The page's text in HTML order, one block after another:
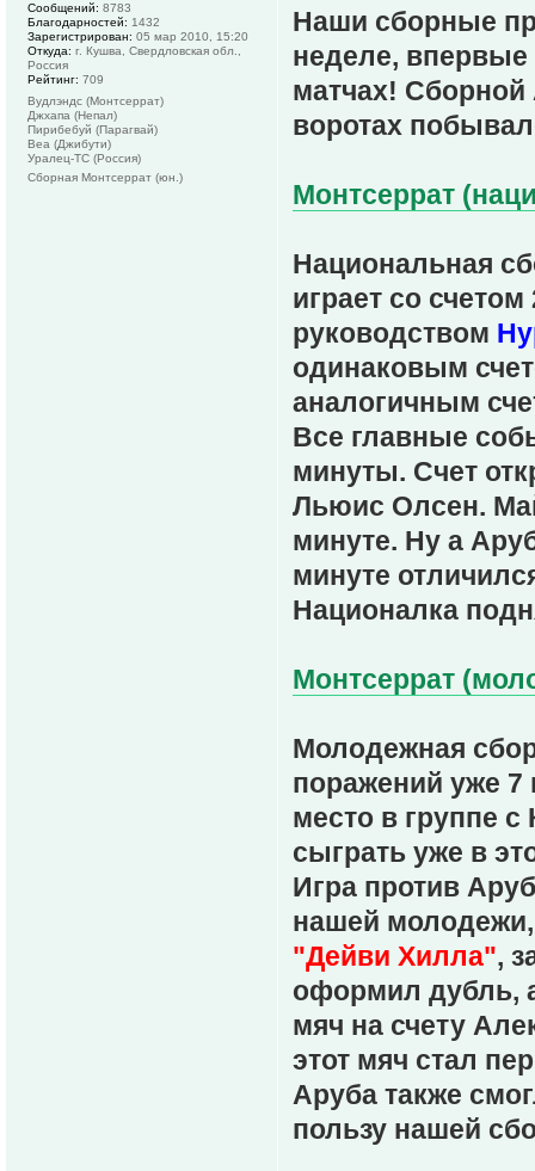
Наши сборные
неделе, впервые
матчах!
воротах
Монтсеррат
Национальная
играет со
руководством
одинаковым
аналогичным
Все главные
минуты. Счет
Льюис Олсен.
минуте. Ну а
минуте
Националка
Монтсеррат
Молодежная
поражений уже 7
место в группе с
сыграть уже в
Игра против
нашей молодежи,
"Дейви Хилла",
оформил дубль,
мяч на счету
этот мяч стал
Аруба также
пользу нашей
Сообщений: 8783
Благодарностей: 1432
Зарегистрирован: 05 мар 2010, 15:20
Откуда: г. Кушва, Свердловская обл.,
Россия
Рейтинг: 709
Вудлэндс (Монтсеррат)
Джхапа (Непал)
Пирибебуй (Парагвай)
Веа (Джибути)
Уралец-ТС (Россия)
Сборная Монтсеррат (юн.)